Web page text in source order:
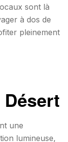
sont là
à dos de
pleinement
une
lumineuse,